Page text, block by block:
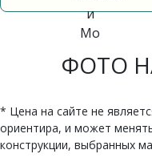
ФОТО
* Цена на сайте не
ориентира, и может
конструкции, выбранных